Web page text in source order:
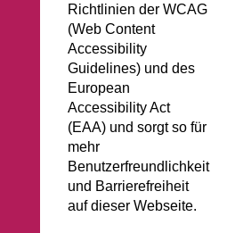
Richtlinien der WCAG
(Web Content
Accessibility
Guidelines) und des
European
Accessibility Act
(EAA) und sorgt so für
mehr
Benutzerfreundlichkeit
und Barrierefreiheit
auf dieser Webseite.